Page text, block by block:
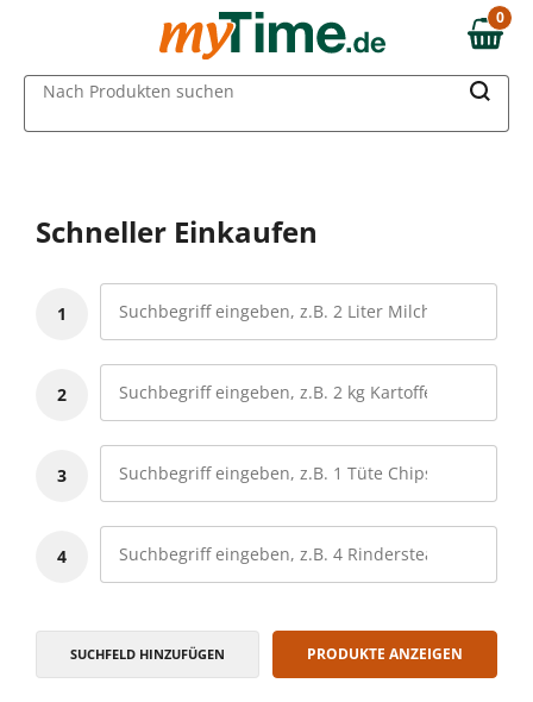
0,00 €
0
Nach Produkten suchen
Schneller Einkaufen
1
2
3
4
SUCHFELD HINZUFÜGEN PRODUKTE ANZEIGEN